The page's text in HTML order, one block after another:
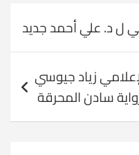
ل د. علي أحمد جديد
زياد جيوسي
سادن المحرقة